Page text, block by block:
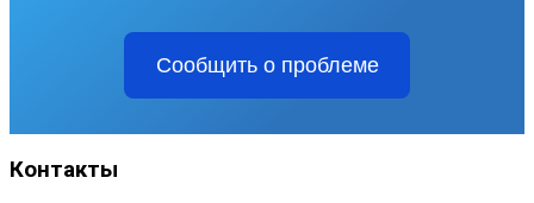
Сообщить о проблеме
Контакты